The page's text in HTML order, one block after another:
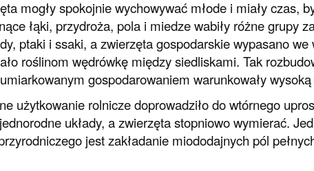
mogły spokojnie wychowywać młode i miały czas,
łąki, przydroża, pola i miedze wabiły różne grupy
ptaki i ssaki, a zwierzęta gospodarskie wypasano we
roślinom wędrówkę między siedliskami. Tak
gospodarowaniem warunkowały
użytkowanie rolnicze doprowadziło do wtórnego
układy, a zwierzęta stopniowo wymierać.
jest zakładanie miododajnych pól